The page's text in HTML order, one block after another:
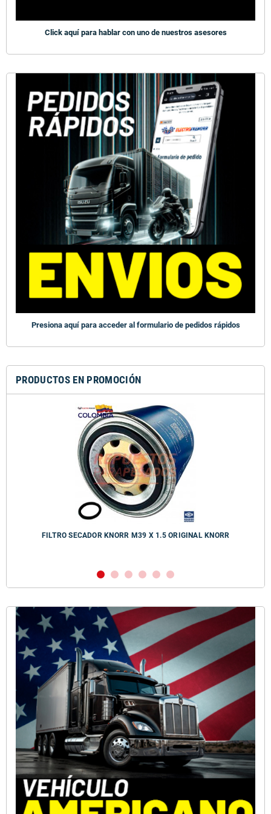
Click aquí para hablar con uno de nuestros asesores
Presiona aquí para acceder al formulario de pedidos rápidos
PRODUCTOS EN PROMOCIÓN
FILTRO SECADOR KNORR M39 X 1.5 ORIGINAL KNORR